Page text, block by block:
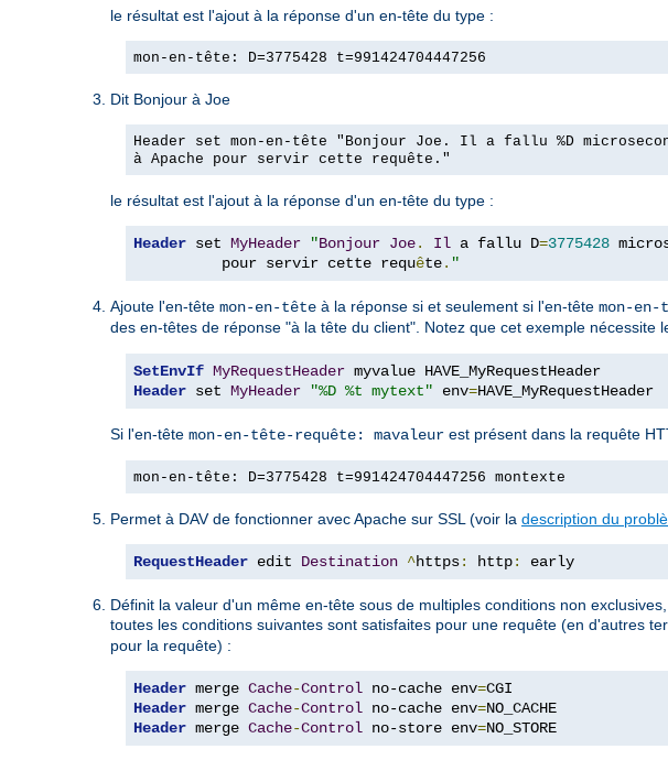
le résultat est l'ajout à la réponse d'un en-tête du type :
mon-en-tête: D=3775428 t=991424704447256
Dit Bonjour à Joe
Header set mon-en-tête "Bonjour Joe. Il a fallu %D
à Apache pour servir cette requête."
le résultat est l'ajout à la réponse d'un en-tête du type :
Header set MyHeader "Bonjour Joe. Il a fallu D=3775428
          pour servir cette requ
ête. "
Ajoute l'en-tête mon-en-tête à la réponse si et seulement si l'en-tête mon-
des en-têtes de réponse "à la tête du client". Notez que cet exemple nécessite
SetEnvIf MyRequestHeader
Header set MyHeader "%D %t mytext" env=HAVE_MyRequestHeader
Si l'en-tête mon-en-tête-requête: mavaleur est présent dans la requête
mon-en-tête: D=3775428 t=991424704447256 montexte
Permet à DAV de fonctionner avec Apache sur SSL (voir la description du
RequestHeader edit Destination ^https: http: early
Définit la valeur d'un même en-tête sous de multiples conditions non
toutes les conditions suivantes sont satisfaites pour une requête (en d'autres
pour la requête) :
Header merge Cache-Control no-cache env=
Header merge Cache-Control no-cache env=
Header merge Cache-Control no-store env=NO_STORE